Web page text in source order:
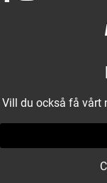
Vill du också få vårt